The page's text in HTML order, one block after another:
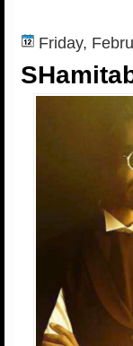
Friday,